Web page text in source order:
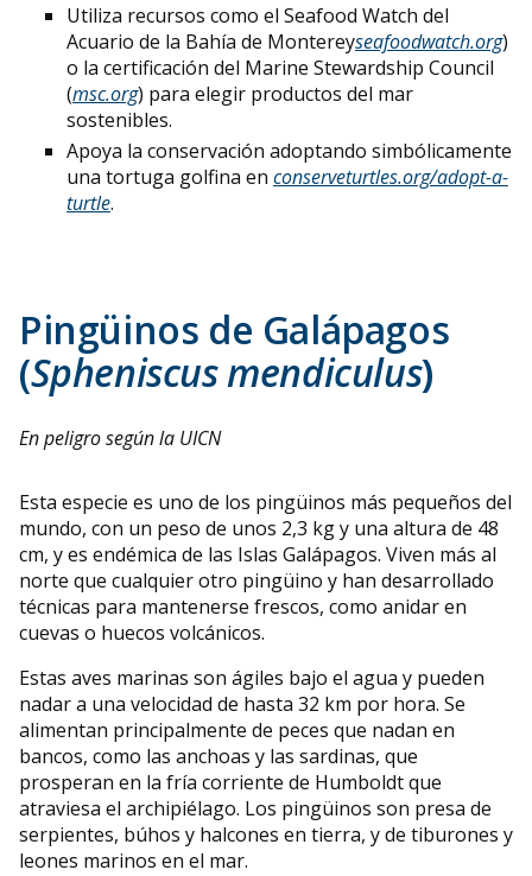
Utiliza recursos como el Seafood Watch del
Acuario de la Bahía de Montereyseafoodwatch.org)
o la certificación del Marine Stewardship Council
(msc.org) para elegir productos del mar
sostenibles.
Apoya la conservación adoptando simbólicamente
una tortuga golfina en conserveturtles.org/adopt-a-
turtle.
Pingüinos de Galápagos
(Spheniscus mendiculus)
En peligro según la UICN
Esta especie es uno de los pingüinos más pequeños del
mundo, con un peso de unos 2,3 kg y una altura de 48
cm, y es endémica de las Islas Galápagos. Viven más al
norte que cualquier otro pingüino y han desarrollado
técnicas para mantenerse frescos, como anidar en
cuevas o huecos volcánicos.
Estas aves marinas son ágiles bajo el agua y pueden
nadar a una velocidad de hasta 32 km por hora. Se
alimentan principalmente de peces que nadan en
bancos, como las anchoas y las sardinas, que
prosperan en la fría corriente de Humboldt que
atraviesa el archipiélago. Los pingüinos son presa de
serpientes, búhos y halcones en tierra, y de tiburones y
leones marinos en el mar.